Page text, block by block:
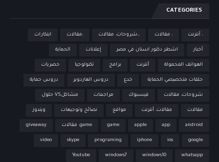
CATEGORIES
، أنترنت ، مقالات ،،شروحات، مقالات ،مقالات ابتكارات
أخبار اشطر دكتور اسنان في مصر إعلانات الحماية
الهواتف المحمولة أنترنت برامج تكنولوجيا حصريات
حلقات متخصيصي الحماية خدع دروس الهاردوير دروس حماية
شروحات، مقالات فيسبوك مراجعات مشاكلVS حلول
مقالات مقالات، أنترنت مواقع نصائح وتوجيهات ويندوز
android
app
apple
game game، مقالات giveaway
google
ios
iphone
programing
skype
video
whatsapp
windows10
windows7
Youtube